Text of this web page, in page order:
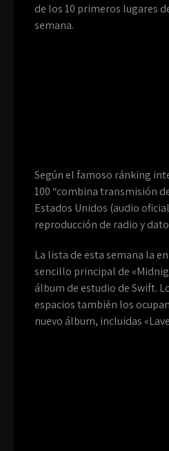
de los 10 primeros lugares
semana.
Según el famoso ránking
100 “combina transmisión
Estados Unidos (audio
reproducción de radio y
La lista de esta semana la
sencillo principal de
álbum de estudio de Swift.
espacios también los
nuevo álbum, incluidas